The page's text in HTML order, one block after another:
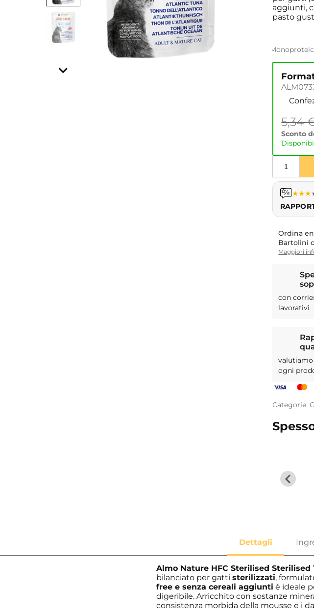
aggiunti,
pasto
5,34
Sconto
★★★
Ordina
Bartolini
Maggiori
con
lavorativi
ogni
Categorie:
Almo Nature HFC Sterilised
bilanciato per gattisterilizzati,
free e senza cereali aggiunti è ideale
digeribile. Arricchito con sostanze
consistenza morbida della mousse e i